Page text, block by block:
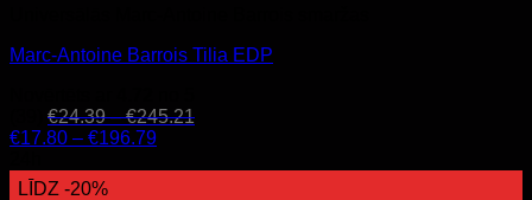
Marc-Antoine Barrois Tilia EDP
€24.39–€245.21
€17.80 – €196.79
LĪDZ -20%